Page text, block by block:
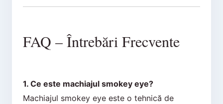
FAQ – Întrebări Frecvente
1. Ce este machiajul smokey eye?
Machiajul smokey eye este o tehnică de